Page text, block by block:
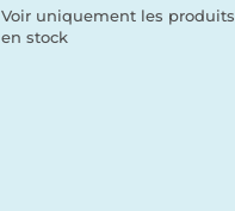
Voir uniquement les produits
en stock